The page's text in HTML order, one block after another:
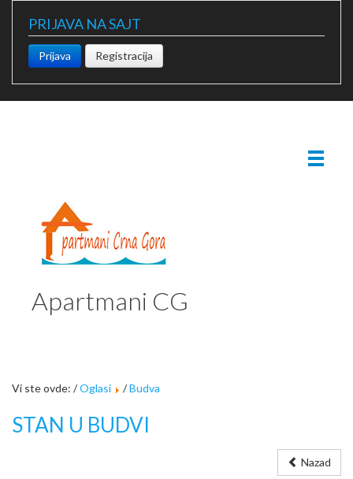
PRIJAVA NA SAJT
Prijava Registracija
Apartmani CG
Vi ste ovde: /Oglasi /Budva
STAN U BUDVI
Nazad